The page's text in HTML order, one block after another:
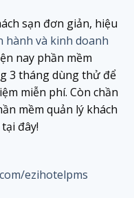
sạn đơn giản, hiệu
hành và kinh doanh
nay phần mềm
3 tháng dùng thử để
miễn phí. Còn chần
mềm quản lý khách
đây!
ezihotelpms